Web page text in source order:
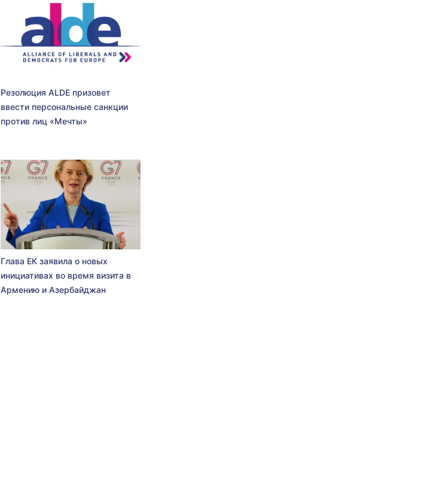
Резолюция ALDE призовет
ввести персональные санкции
против лиц «Мечты»
Глава ЕК заявила о новых
инициативах во время визита в
Армению и Азербайджан